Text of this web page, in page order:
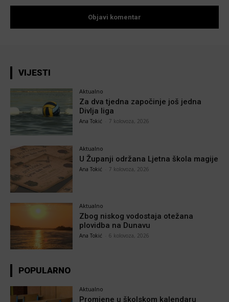
VIJESTI
Aktualno
Za dva tjedna započinje još jedna
Divlja liga
Ana Tokić 7 kolovoza, 2026
Aktualno
U Županji održana Ljetna škola magije
Ana Tokić 7 kolovoza, 2026
Aktualno
Zbog niskog vodostaja otežana
plovidba na Dunavu
Ana Tokić 6 kolovoza, 2026
POPULARNO
Aktualno
Promjene u školskom kalendaru